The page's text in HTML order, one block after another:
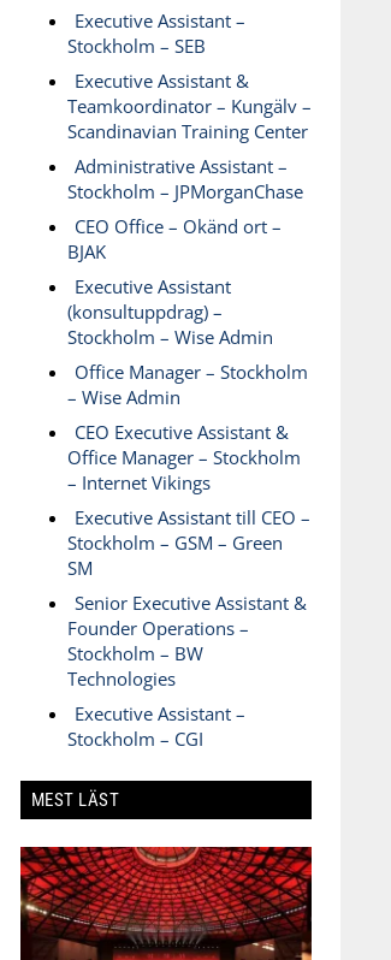
Executive Assistant –
Stockholm – SEB
Executive Assistant &
Teamkoordinator – Kungälv –
Scandinavian Training Center
Administrative Assistant –
Stockholm – JPMorganChase
CEO Office – Okänd ort –
BJAK
Executive Assistant
(konsultuppdrag) –
Stockholm – Wise Admin
Office Manager – Stockholm
– Wise Admin
CEO Executive Assistant &
Office Manager – Stockholm
– Internet Vikings
Executive Assistant till CEO –
Stockholm – GSM – Green
SM
Senior Executive Assistant &
Founder Operations –
Stockholm – BW
Technologies
Executive Assistant –
Stockholm – CGI
MEST LÄST